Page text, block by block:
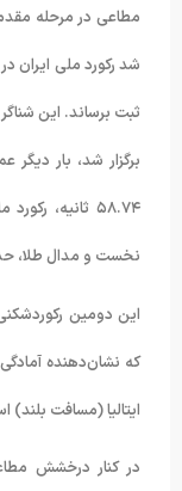
شد رکورد ملی ایران
ثبت برساند. این
برگزار شد، بار
۵۸.۷۴ ثانیه،
نخست و مدال طلا،
این دومین
که نشان‌دهنده
ایتالیا (مسافت بلند)
در کنار درخشش